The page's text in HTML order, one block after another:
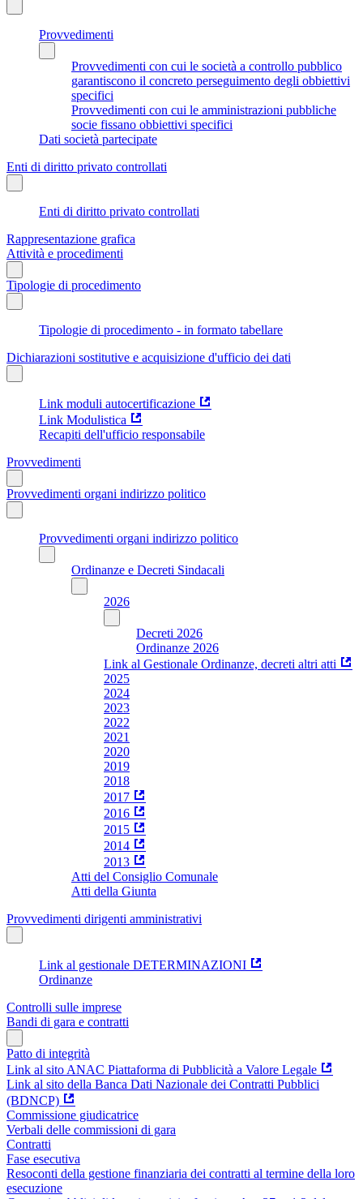
Provvedimenti
Provvedimenti con cui le società a controllo pubblico
garantiscono il concreto perseguimento degli obbiettivi
specifici
Provvedimenti con cui le amministrazioni pubbliche
socie fissano obbiettivi specifici
Dati società partecipate
Enti di diritto privato controllati
Enti di diritto privato controllati
Rappresentazione grafica
Attività e procedimenti
Tipologie di procedimento
Tipologie di procedimento - in formato tabellare
Dichiarazioni sostitutive e acquisizione d'ufficio dei dati
Link moduli autocertificazione
Link Modulistica
Recapiti dell'ufficio responsabile
Provvedimenti
Provvedimenti organi indirizzo politico
Provvedimenti organi indirizzo politico
Ordinanze e Decreti Sindacali
2026
Decreti 2026
Ordinanze 2026
Link al Gestionale Ordinanze, decreti altri atti
2025
2024
2023
2022
2021
2020
2019
2018
2017
2016
2015
2014
2013
Atti del Consiglio Comunale
Atti della Giunta
Provvedimenti dirigenti amministrativi
Link al gestionale DETERMINAZIONI
Ordinanze
Controlli sulle imprese
Bandi di gara e contratti
Patto di integrità
Link al sito ANAC Piattaforma di Pubblicità a Valore Legale
Link al sito della Banca Dati Nazionale dei Contratti Pubblici
(BDNCP)
Commissione giudicatrice
Verbali delle commissioni di gara
Contratti
Fase esecutiva
Resoconti della gestione finanziaria dei contratti al termine della loro
esecuzione